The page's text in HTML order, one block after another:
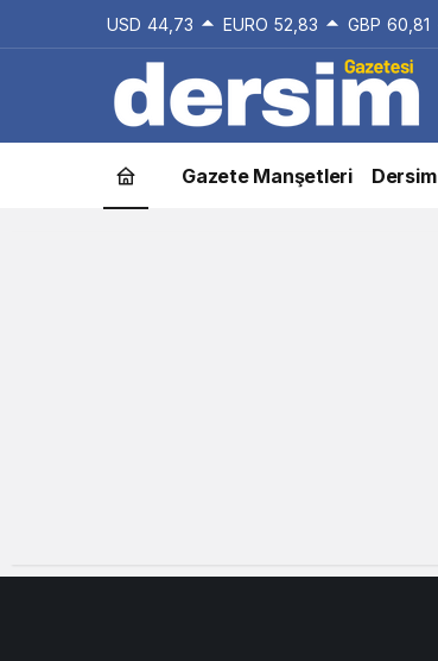
USD 44,73 EURO 52,83 GBP 60,81
Gazete Manşetleri Dersim